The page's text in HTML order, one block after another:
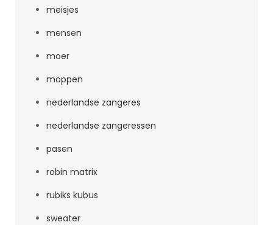
meisjes
mensen
moer
moppen
nederlandse zangeres
nederlandse zangeressen
pasen
robin matrix
rubiks kubus
sweater